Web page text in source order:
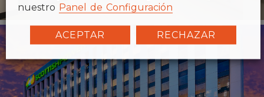
nuestro Panel de Configuración
ACEPTAR RECHAZAR